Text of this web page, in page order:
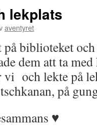
lekplats
aventyret
biblioteket och
dem att ta
och lekte på
på
♥